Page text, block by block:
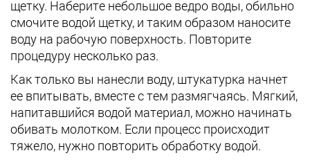
щетку. Наберите небольшое ведро воды, обильно
смочите водой щетку, и таким образом наносите
воду на рабочую поверхность. Повторите
процедуру несколько раз.
Как только вы нанесли воду, штукатурка начнет
ее впитывать, вместе с тем размягчаясь. Мягкий,
напитавшийся водой материал, можно начинать
обивать молотком. Если процесс происходит
тяжело, нужно повторить обработку водой.